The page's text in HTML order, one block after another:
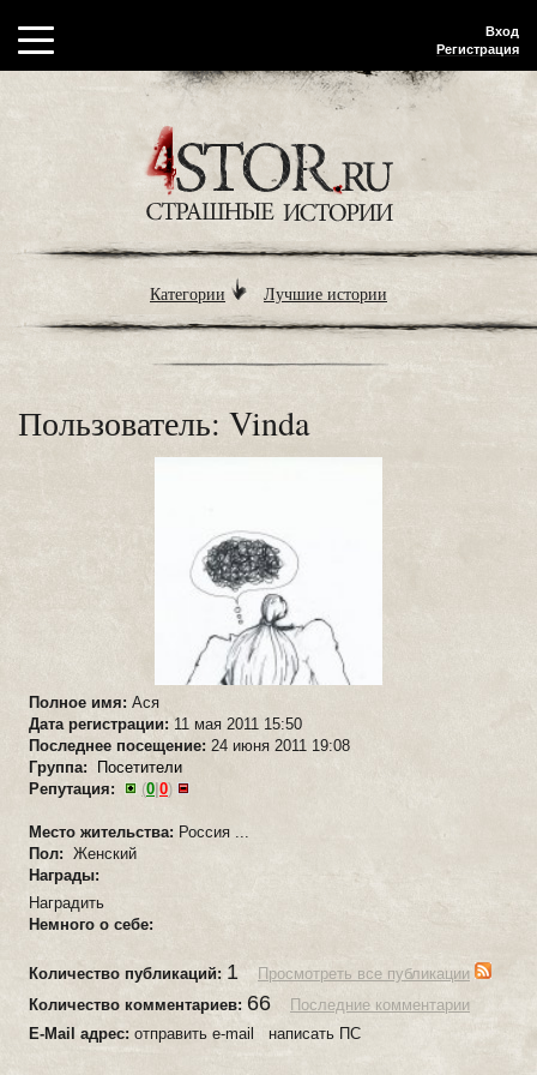
Вход
Регистрация
Категории Лучшие истории
Пользователь: Vinda
Полное имя: Ася
Дата регистрации: 11 мая 2011 15:50
Последнее посещение: 24 июня 2011 19:08
Группа:
Посетители
Репутация:
(0 0)
Место жительства: Россия ...
Пол: Женский
Награды:
Наградить
Немного о себе:
Количество публикаций: 1
Просмотреть все публикации
Количество комментариев: 66
Последние комментарии
E-Mail адрес: отправить e-mail написать ПС